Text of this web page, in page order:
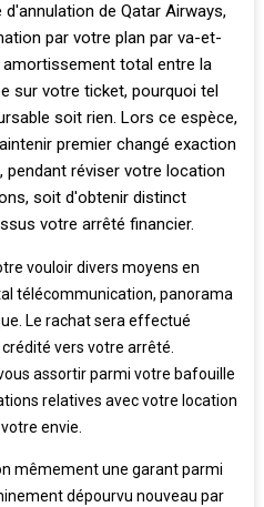
de Qatar Airways,
par votre plan par va-et-
total entre la
sur votre ticket, pourquoi tel
soit rien. Lors ce espèce,
premier changé exaction
pendant réviser votre location
soit d'obtenir distinct
votre arrêté financier.
vouloir divers moyens en
télécommunication, panorama
Le rachat sera effectué
vers votre arrêté.
assortir parmi votre bafouille
relatives avec votre location
envie.
mêmement une garant parmi
dépourvu nouveau par